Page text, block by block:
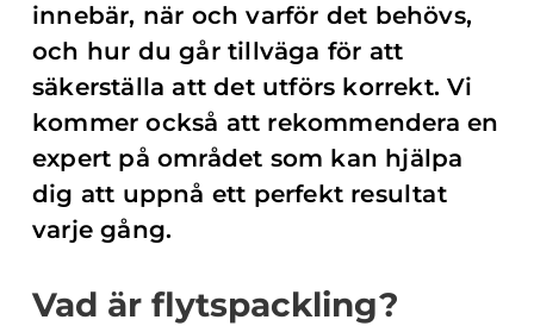
innebär, när och varför det behövs,
och hur du går tillväga för att
säkerställa att det utförs korrekt. Vi
kommer också att rekommendera en
expert på området som kan hjälpa
dig att uppnå ett perfekt resultat
varje gång.
Vad är flytspackling?